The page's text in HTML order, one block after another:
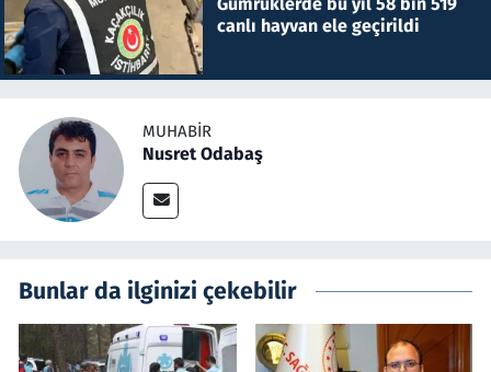
canlı hayvan ele geçirildi
MUHABIR
Nusret Odabaş
Bunlar da ilginizi çekebilir